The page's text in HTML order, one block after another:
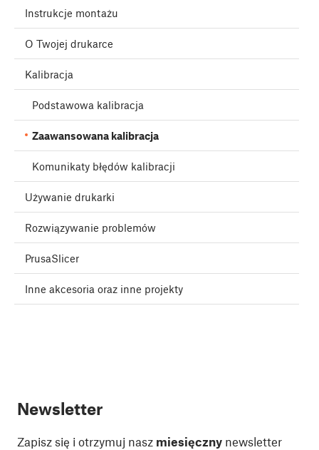
Instrukcje montażu
O Twojej drukarce
Kalibracja
Podstawowa kalibracja
Zaawansowana kalibracja
Komunikaty błędów kalibracji
Używanie drukarki
Rozwiązywanie problemów
PrusaSlicer
Inne akcesoria oraz inne projekty
Newsletter
Zapisz się i otrzymuj nasz miesięczny newsletter